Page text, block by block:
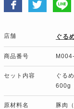
店舗 ぐる
商品番号
セット内容
ぐる
600g
原材料名 豚肉